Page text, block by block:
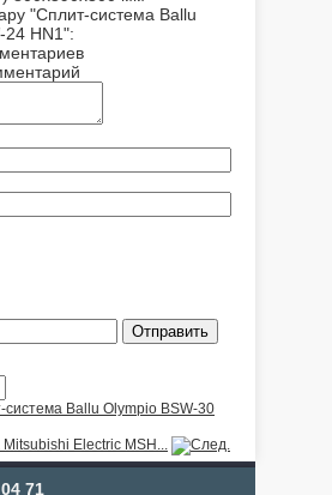
"Сплит-система Ballu
24 HN1":
система Ballu Olympio BSW-30
Electric MSH...
71